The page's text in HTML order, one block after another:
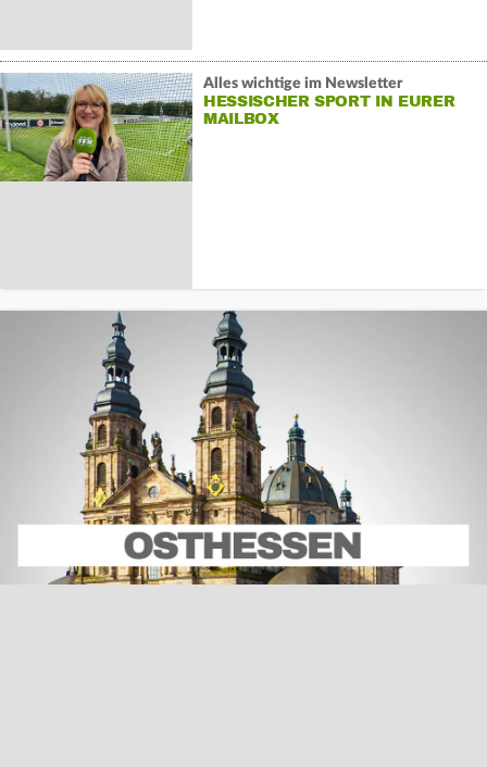
Alles wichtige im Newsletter
HESSISCHER SPORT IN EURER
MAILBOX